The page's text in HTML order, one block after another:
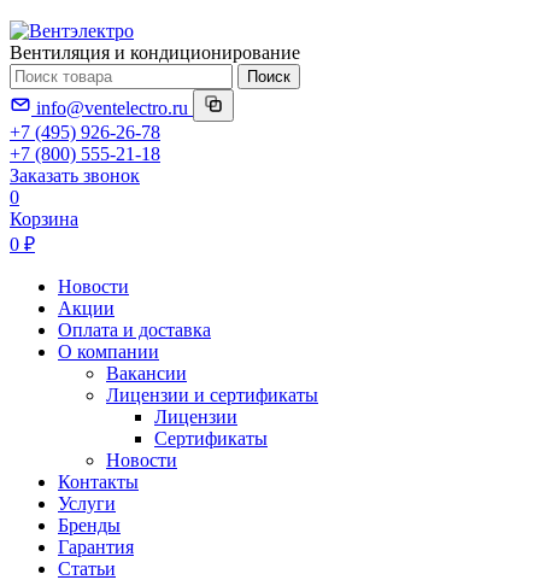
Вентиляция и кондиционирование
Поиск
info@ventelectro.ru
+7 (495) 926-26-78
+7 (800) 555-21-18
Заказать звонок
0
Корзина
0 ₽
Новости
Акции
Оплата и доставка
О компании
Вакансии
Лицензии и сертификаты
Лицензии
Сертификаты
Новости
Контакты
Услуги
Бренды
Гарантия
Статьи